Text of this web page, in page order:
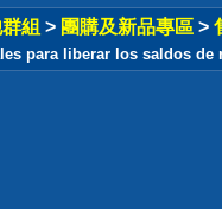
組 > 團購及新品專區 >
para liberar los saldos de